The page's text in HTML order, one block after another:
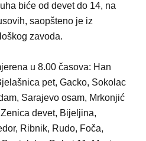
biće od devet do 14, na
saopšteno je iz
zavoda.
u 8.00 časova: Han
pet, Gacko, Sokolac
Sarajevo osam, Mrkonjić
devet, Bijeljina,
Ribnik, Rudo, Foča,